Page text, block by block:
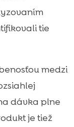
tie
medzi
dávka plne
je tiež